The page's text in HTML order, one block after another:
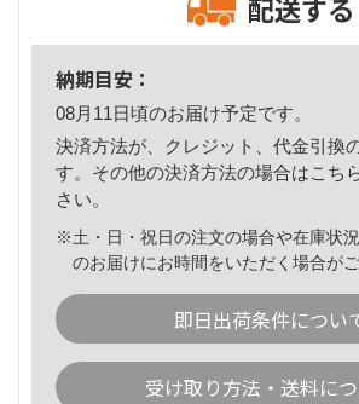
配送する
納期目安：
08月11日頃のお届け予定です。
決済方法が、クレジット、代金引換
す。その他の決済方法の場合はこち
さい。
※土・日・祝日の注文の場合や在庫状
のお届けにお時間をいただく場合がご
即日出荷条件につい
受け取り方法・送料に